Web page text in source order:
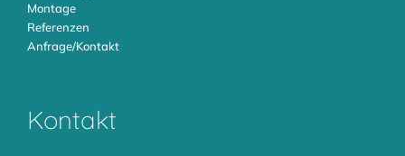
Montage
Referenzen
Anfrage/Kontakt
Kontakt